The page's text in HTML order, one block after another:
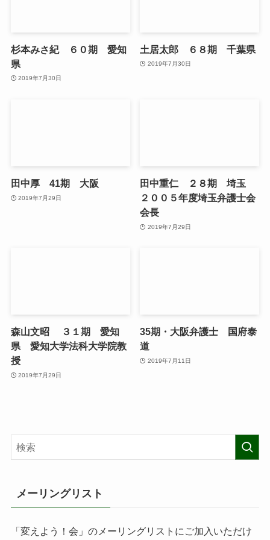
杉本みさ紀 ６０期 愛知
県
2019年7月30日
土居太郎 ６８期 千葉県
2019年7月30日
田中厚 41期 大阪
2019年7月29日
田中重仁 ２８期 埼玉
２００５年度埼玉弁護士会
会長
2019年7月29日
森山文昭 ３１期 愛知
県 愛知大学法科大学院教
授
2019年7月29日
35期・大阪弁護士 国府泰
道
2019年7月11日
メーリングリスト
「変えよう！会」のメーリングリストにご加入いただけ